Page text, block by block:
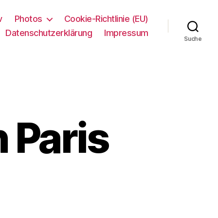
Photos
Cookie-Richtlinie (EU)
Datenschutzerklärung
Impressum
Suche
Paris